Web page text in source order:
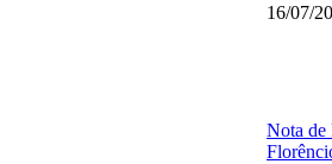
16/07/
Nota de